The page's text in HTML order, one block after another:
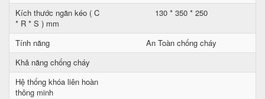
Kích thước ngăn kéo ( C
* R * S ) mm
130 * 350 * 250
Tính năng
An Toàn chống cháy
Khả năng chống cháy
Hệ thống khóa liên hoàn
thông minh